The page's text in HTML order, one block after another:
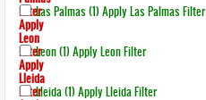
FilterLas Palmas (1) Apply Las Palmas Filter
Apply
Leon
FilterLeon (1) Apply Leon Filter
Apply
Lleida
FilterLleida (1) Apply Lleida Filter